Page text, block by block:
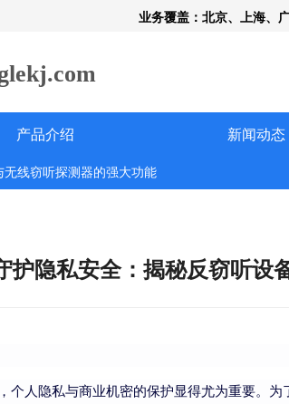
业务覆盖：北京、上海、
产品介绍 新闻动态
线窃听探测器的强大功能
护隐私安全：揭秘反窃听设
个人隐私与商业机密的保护显得尤为重要。